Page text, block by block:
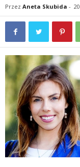
Przez Aneta Skubida -